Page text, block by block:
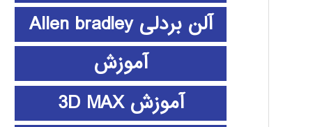
آلن بردلی Allen bradley
آموزش
آموزش 3D MAX